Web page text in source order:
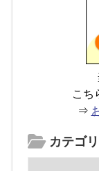
こち
⇒
カテゴ